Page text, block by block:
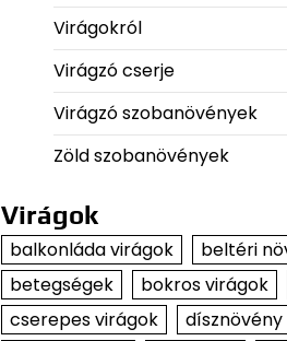
Virágokról
Virágzó cserje
Virágzó szobanövények
Zöld szobanövények
Virágok
balkonláda virágok
beltéri
betegségek
bokros virágok
cserepes virágok
dísznövény